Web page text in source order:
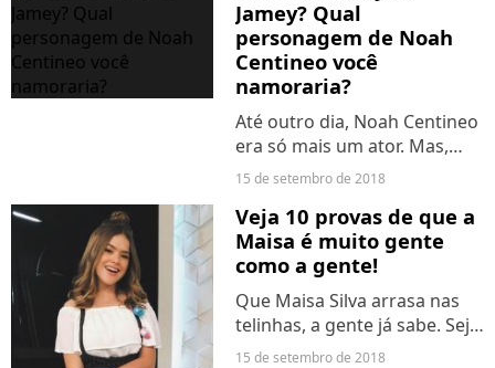
estrelas da série "The
Vampire...
Jamey? Qual
personagem de Noah
Centineo você
namoraria?
Até outro dia, Noah Centineo
era só mais um ator. Mas,
desde que estrelou as
Garotos que Já Amei" e
"Sierra Burgess É uma
Loser", ambas da Netflix,
todo mundo...
15 de setembro de 2018
Veja 10 provas de que a
Maisa é muito gente
como a gente!
Que Maisa Silva arrasa nas
telinhas, a gente já sabe. Seja
como apresentadora ou
15 de setembro de 2018